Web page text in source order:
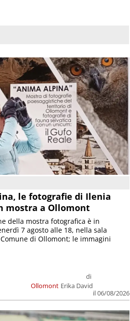
le fotografie di Ilenia
mostra a Ollomont
Ollomont
di
Erika David
il 06/08/2026
della mostra fotografica è in
7 agosto alle 18, nella sala
di Ollomont; le immagini